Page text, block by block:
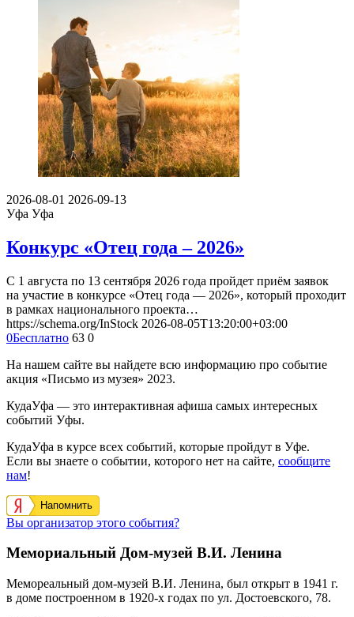
2026-08-01 2026-09-13
Уфа Уфа
Конкурс «Отец года – 2026»
С 1 августа по 13 сентября 2026 года пройдет приём заявок
на участие в конкурсе «Отец года — 2026», который проходит
в рамках национального проекта…
https://schema.org/InStock 2026-08-05T13:20:00+03:00
0Бесплатно 63 0
На нашем сайте вы найдете всю информацию про событие
акция «Письмо из музея» 2023.
КудаУфа — это интерактивная афиша самых интересных
событий Уфы.
КудаУфа в курсе всех событий, которые пройдут в Уфе.
Если вы знаете о событии, которого нет на сайте, сообщите
нам!
Напомнить
Вы организатор этого события?
Мемориальный Дом-музей В.И. Ленина
Мемореальный дом-музей В.И. Ленина, был открыт в 1941 г.
в доме построенном в 1920-х годах по ул. Достоевского, 78.